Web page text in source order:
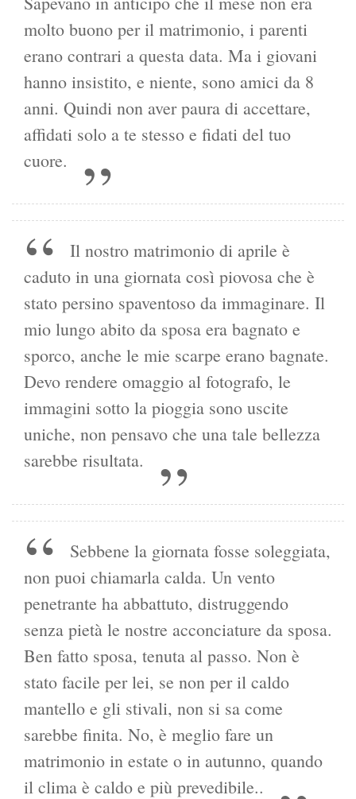
molto buono per il matrimonio, i parenti
erano contrari a questa data. Ma i giovani
hanno insistito, e niente, sono amici da 8
anni. Quindi non aver paura di accettare,
affidati solo a te stesso e fidati del tuo
cuore.
Il nostro matrimonio di aprile è
caduto in una giornata così piovosa che è
stato persino spaventoso da immaginare. Il
mio lungo abito da sposa era bagnato e
sporco, anche le mie scarpe erano bagnate.
Devo rendere omaggio al fotografo, le
immagini sotto la pioggia sono uscite
uniche, non pensavo che una tale bellezza
sarebbe risultata.
Sebbene la giornata fosse soleggiata,
non puoi chiamarla calda. Un vento
penetrante ha abbattuto, distruggendo
senza pietà le nostre acconciature da sposa.
Ben fatto sposa, tenuta al passo. Non è
stato facile per lei, se non per il caldo
mantello e gli stivali, non si sa come
sarebbe finita. No, è meglio fare un
matrimonio in estate o in autunno, quando
il clima è caldo e più prevedibile..